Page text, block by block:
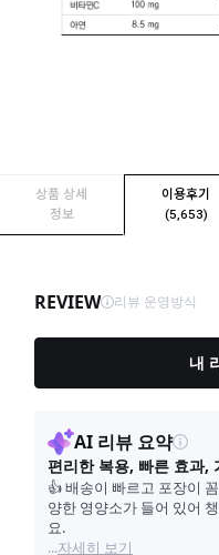
상품 상세
정보
이용후기
(5,653)